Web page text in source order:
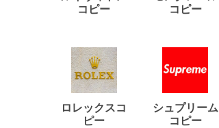
コピー
コピー
ロレックスコ
ピー
シュプリーム
コピー